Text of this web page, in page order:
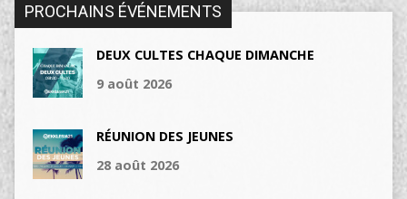
PROCHAINS ÉVÉNEMENTS
DEUX CULTES CHAQUE DIMANCHE
9 août 2026
RÉUNION DES JEUNES
28 août 2026